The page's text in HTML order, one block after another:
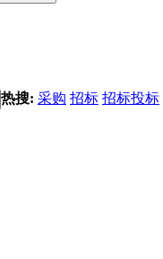
热搜: 采购 招标 招标投标